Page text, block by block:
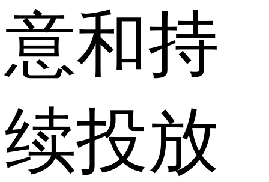
意和持
续投放